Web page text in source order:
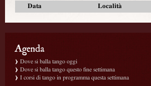
Data Località
Dove si balla tango oggi
Dove si balla tango questo fine settimana
I corsi di tango in programma questa settimana